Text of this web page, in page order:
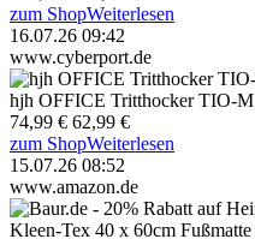
zum ShopWeiterlesen
16.07.26 09:42
www.cyberport.de
hjh OFFICE Tritthocker TIO-
74,99 € 62,99 €
zum ShopWeiterlesen
15.07.26 08:52
www.amazon.de